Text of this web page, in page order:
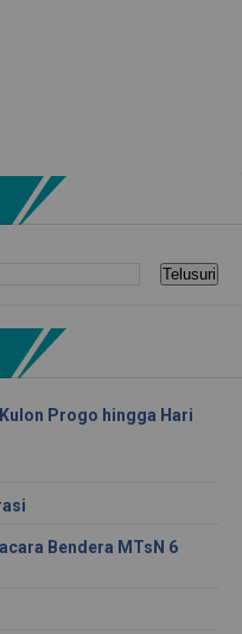
Progo hingga Hari
Bendera MTsN 6